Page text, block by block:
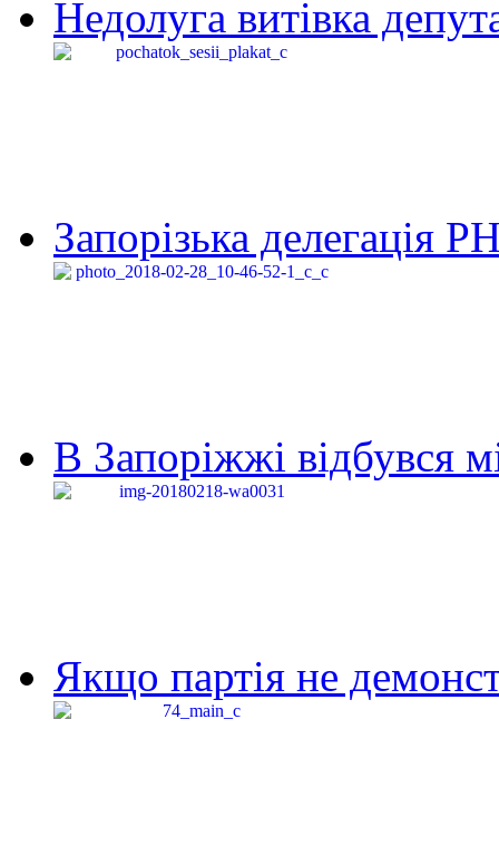
Недолуга витівка
Запорізька делегація
В Запоріжжі відбувся
Якщо партія не